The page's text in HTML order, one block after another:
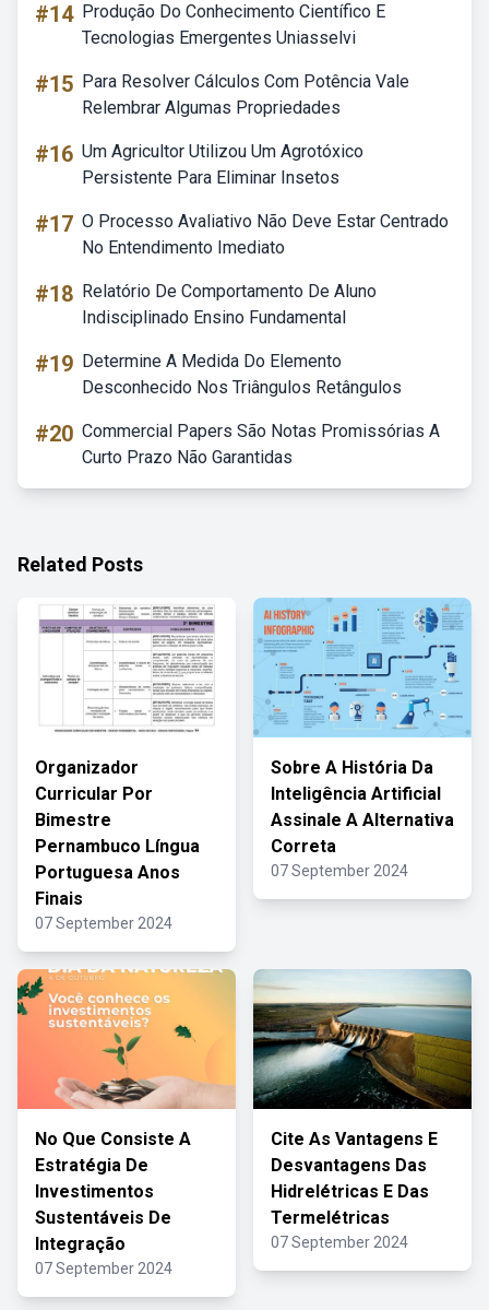
#14 Produção Do Conhecimento Científico E
Tecnologias Emergentes Uniasselvi
#15 Para Resolver Cálculos Com Potência Vale
Relembrar Algumas Propriedades
#16 Um Agricultor Utilizou Um Agrotóxico
Persistente Para Eliminar Insetos
#17 O Processo Avaliativo Não Deve Estar Centrado
No Entendimento Imediato
#18 Relatório De Comportamento De Aluno
Indisciplinado Ensino Fundamental
#19 Determine A Medida Do Elemento
Desconhecido Nos Triângulos Retângulos
#20 Commercial Papers São Notas Promissórias A
Curto Prazo Não Garantidas
Related Posts
Organizador
Curricular Por
Bimestre
Pernambuco Língua
Portuguesa Anos
Finais
07 September 2024
Sobre A História Da
Inteligência Artificial
Assinale A Alternativa
Correta
07 September 2024
No Que Consiste A
Estratégia De
Investimentos
Sustentáveis De
Integração
07 September 2024
Cite As Vantagens E
Desvantagens Das
Hidrelétricas E Das
Termelétricas
07 September 2024